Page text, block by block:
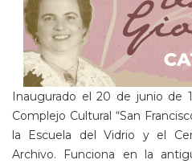
Inaugurado el 20 de junio de
Complejo Cultural “San
la Escuela del Vidrio y el
Archivo. Funciona en la